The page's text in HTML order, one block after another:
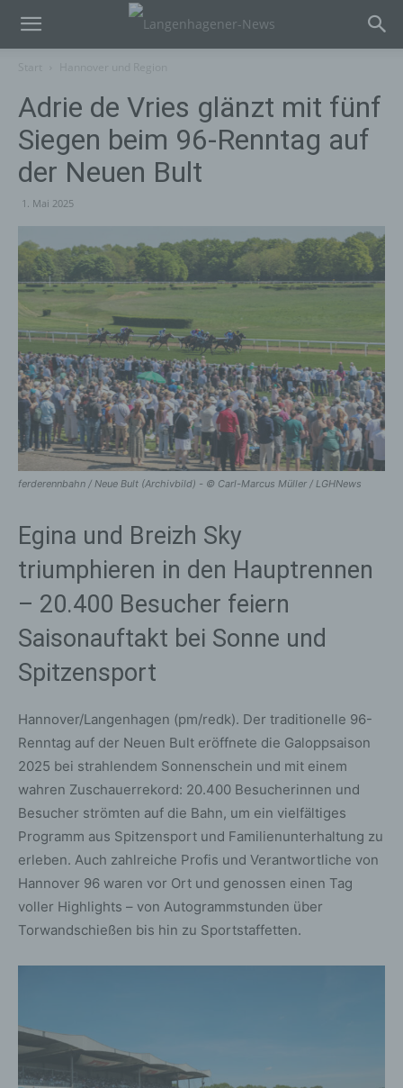
Adrie de Vries glänzt mit fünf
Siegen beim 96-Renntag auf
der Neuen Bult
1. Mai 2025
ferderennbahn / Neue Bult (Archivbild) - © Carl-Marcus Müller / LGHNews
Egina und Breizh Sky
triumphieren in den Hauptrennen
– 20.400 Besucher feiern
Saisonauftakt bei Sonne und
Spitzensport
Hannover/Langenhagen (pm/redk). Der traditionelle 96-
Renntag auf der Neuen Bult eröffnete die Galoppsaison
2025 bei strahlendem Sonnenschein und mit einem
wahren Zuschauerrekord: 20.400 Besucherinnen und
Besucher strömten auf die Bahn, um ein vielfältiges
Programm aus Spitzensport und Familienunterhaltung zu
erleben. Auch zahlreiche Profis und Verantwortliche von
Hannover 96 waren vor Ort und genossen einen Tag
voller Highlights – von Autogrammstunden über
Torwandschießen bis hin zu Sportstaffetten.